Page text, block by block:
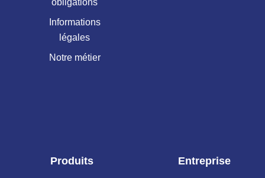
obligations
Informations
légales
Notre métier
Produits Entreprise